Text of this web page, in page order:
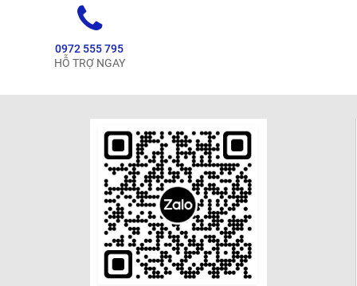
0972 555 795
HỖ TRỢ NGAY